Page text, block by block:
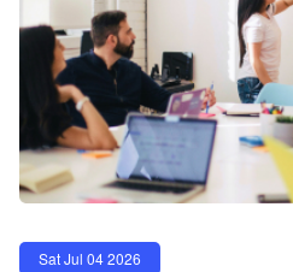
Sat Jul 04 2026